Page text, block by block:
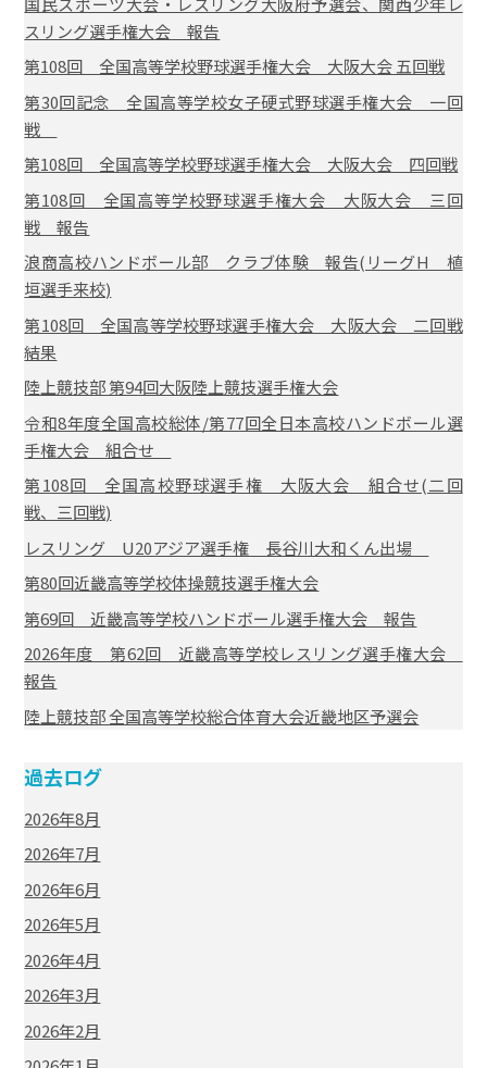
スリング選手権大会 報告
第108回 全国高等学校野球選手権大会 大阪大会 五回戦
第30回記念 全国高等学校女子硬式野球選手権大会 一回
戦
第108回 全国高等学校野球選手権大会 大阪大会 四回戦
第108回 全国高等学校野球選手権大会 大阪大会 三回
戦 報告
浪商高校ハンドボール部 クラブ体験 報告(リーグH 植
垣選手来校)
第108回 全国高等学校野球選手権大会 大阪大会 二回戦
結果
陸上競技部 第94回大阪陸上競技選手権大会
令和8年度全国高校総体/第77回全日本高校ハンドボール選
手権大会 組合せ
第108回 全国高校野球選手権 大阪大会 組合せ(二回
戦、三回戦)
レスリング U20アジア選手権 長谷川大和くん出場
第80回近畿高等学校体操競技選手権大会
第69回 近畿高等学校ハンドボール選手権大会 報告
2026年度 第62回 近畿高等学校レスリング選手権大会
報告
陸上競技部 全国高等学校総合体育大会近畿地区予選会
過去ログ
2026年8月
2026年7月
2026年6月
2026年5月
2026年4月
2026年3月
2026年2月